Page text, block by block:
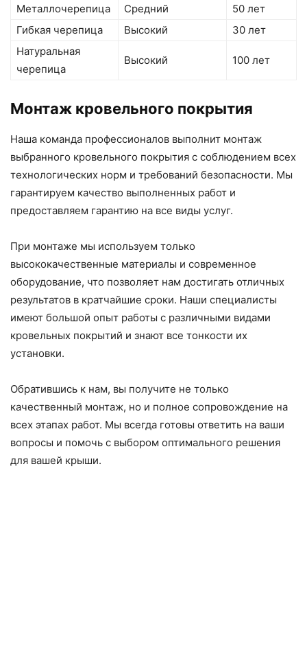
Металлочерепица
Средний
50 лет
Гибкая черепица
Высокий
30 лет
Натуральная
черепица
Высокий 100 лет
Монтаж кровельного покрытия
Наша команда профессионалов выполнит монтаж
выбранного кровельного покрытия с соблюдением всех
технологических норм и требований безопасности. Мы
гарантируем качество выполненных работ и
предоставляем гарантию на все виды услуг.
При монтаже мы используем только
высококачественные материалы и современное
оборудование, что позволяет нам достигать отличных
результатов в кратчайшие сроки. Наши специалисты
имеют большой опыт работы с различными видами
кровельных покрытий и знают все тонкости их
установки.
Обратившись к нам, вы получите не только
качественный монтаж, но и полное сопровождение на
всех этапах работ. Мы всегда готовы ответить на ваши
вопросы и помочь с выбором оптимального решения
для вашей крыши.